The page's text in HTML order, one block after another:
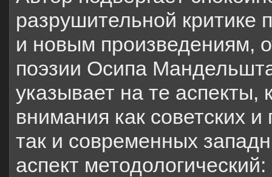
разрушительной критике
и новым произведениям,
поэзии Осипа
указывает на те аспекты,
внимания как советских
так и современных
аспект